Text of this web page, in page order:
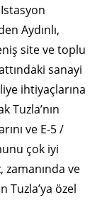
Aydınlı,
site ve toplu
sanayi
ihtiyaçlarına
Tuzla’nın
ve E-5 /
çok iyi
ve
Tuzla’ya özel